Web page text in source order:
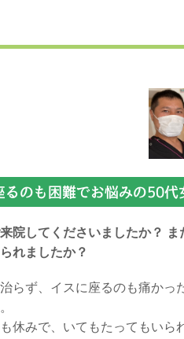
るのも困難でお悩みの50代
院してくださいましたか？ ま
れましたか？
らず、イスに座るのも痛かっ
休みで、いてもたってもいら